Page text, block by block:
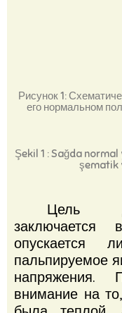
Рисунок 1:
его нормальном
Şekil 1 : Sağda
şematik
Цель
опускается
пальпируемое
напряжения.
внимание на